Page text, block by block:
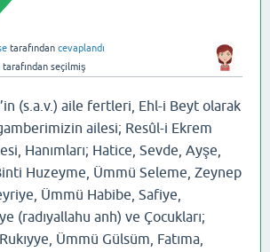
tarafından cevaplandı
tarafından seçilmiş
(s.a.v.) aile fertleri, Ehl-i Beyt olarak
ailesi; Resûl-i Ekrem
Hanımları; Hatice, Sevde, Ayşe,
Huzeyme, Ümmü Seleme, Zeynep
Ümmü Habibe, Safiye,
(radıyallahu anh) ve Çocukları;
Ümmü Gülsüm, Fatıma,